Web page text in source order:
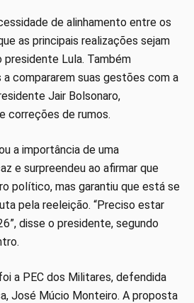
de alinhamento entre os
as principais realizações sejam
presidente Lula. Também
compararem suas gestões com a
Jair Bolsonaro,
correções de rumos.
a importância de uma
e surpreendeu ao afirmar que
político, mas garantiu que está se
pela reeleição. “Preciso estar
disse o presidente, segundo
a PEC dos Militares, defendida
José Múcio Monteiro. A proposta